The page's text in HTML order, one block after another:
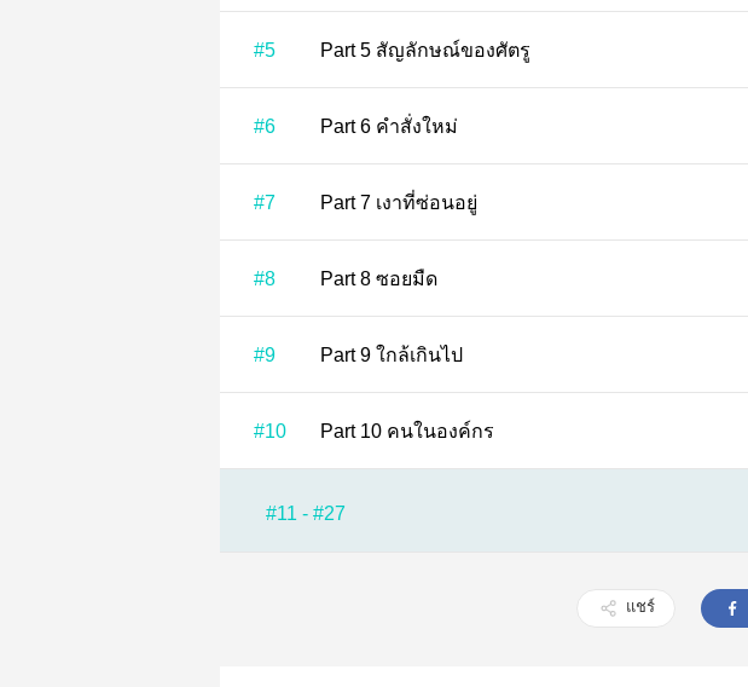
#5 Part 5 สัญลักษณ์ของศัตรู
#6 Part 6 คำสั่งใหม่
#7 Part 7 เงาที่ซ่อนอยู่
#8 Part 8 ซอยมืด
#9 Part 9 ใกล้เกินไป
#10 Part 10 คนในองค์กร
#11 - #27
แชร์